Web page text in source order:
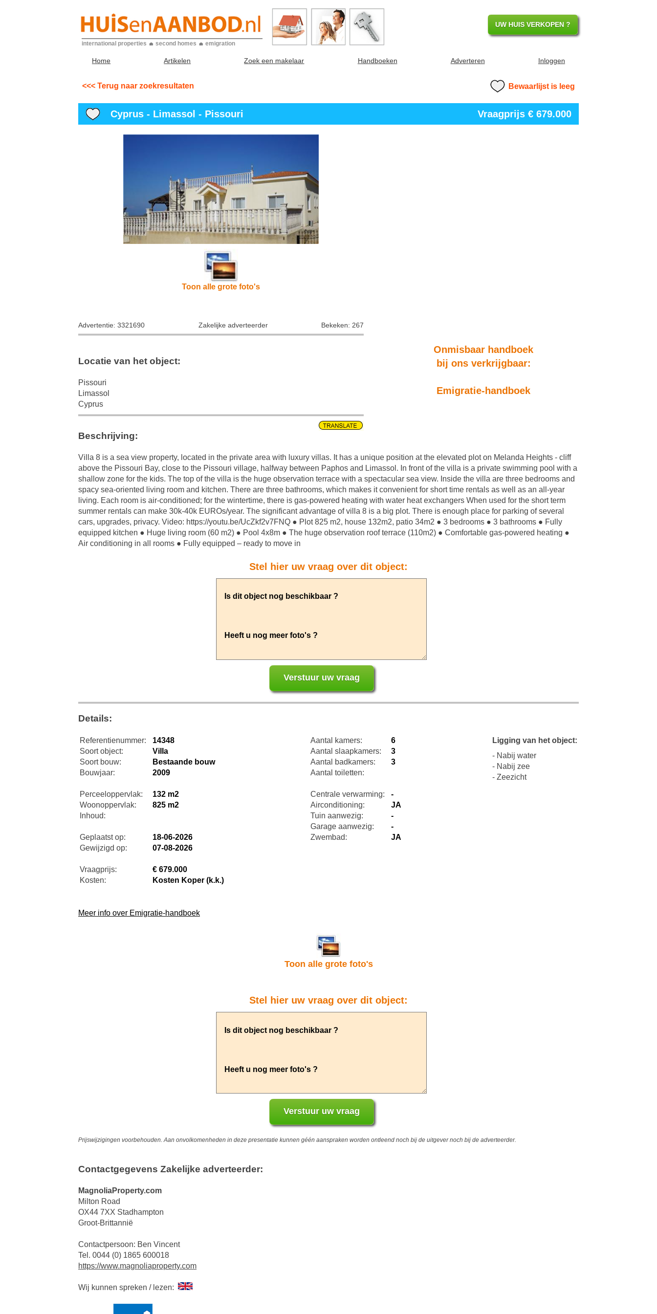
international properties second homes emigration
UW HUIS VERKOPEN ?
Home Artikelen Zoek een makelaar Handboeken Adverteren Inloggen
<<< Terug naar zoekresultaten Bewaarlijst is leeg
Cyprus - Limassol - Pissouri Vraagprijs € 679.000
Toon alle grote foto's
Advertentie: 3321690 Zakelijke adverteerder Bekeken: 267
Onmisbaar handboek
bij ons verkrijgbaar:
Emigratie-handboek
Locatie van het object:
Pissouri
Limassol
Cyprus
Beschrijving:
Villa 8 is a sea view property, located in the private area with luxury villas. It has a unique position at the elevated plot on Melanda Heights - cliff
above the Pissouri Bay, close to the Pissouri village, halfway between Paphos and Limassol. In front of the villa is a private swimming pool with a
shallow zone for the kids. The top of the villa is the huge observation terrace with a spectacular sea view. Inside the villa are three bedrooms and
spacy sea-oriented living room and kitchen. There are three bathrooms, which makes it convenient for short time rentals as well as an all-year
living. Each room is air-conditioned; for the wintertime, there is gas-powered heating with water heat exchangers When used for the short term
summer rentals can make 30k-40k EUROs/year. The significant advantage of villa 8 is a big plot. There is enough place for parking of several
cars, upgrades, privacy. Video: https://youtu.be/UcZkf2v7FNQ ● Plot 825 m2, house 132m2, patio 34m2 ● 3 bedrooms ● 3 bathrooms ● Fully
equipped kitchen ● Huge living room (60 m2) ● Pool 4x8m ● The huge observation roof terrace (110m2) ● Comfortable gas-powered heating ●
Air conditioning in all rooms ● Fully equipped – ready to move in
Stel hier uw vraag over dit object:
Details:
Referentienummer:
14348
Soort object:
Villa
Soort bouw:
Bestaande bouw
Bouwjaar:
2009
Perceeloppervlak:
132 m2
Woonoppervlak:
825 m2
Inhoud:
Geplaatst op:
18-06-2026
Gewijzigd op:
07-08-2026
Vraagprijs:
€ 679.000
Kosten:
Kosten Koper (k.k.)
Aantal kamers:
6
Aantal slaapkamers:
3
Aantal badkamers:
3
Aantal toiletten:
Centrale verwarming:
-
Airconditioning:
JA
Tuin aanwezig:
-
Garage aanwezig:
-
Zwembad:
JA
Ligging van het object:
- Nabij water
- Nabij zee
- Zeezicht
Meer info over Emigratie-handboek
Toon alle grote foto's
Stel hier uw vraag over dit object:
Prijswijzigingen voorbehouden. Aan onvolkomenheden in deze presentatie kunnen géén aanspraken worden ontleend noch bij de uitgever noch bij de adverteerder.
Contactgegevens Zakelijke adverteerder:
MagnoliaProperty.com
Milton Road
OX44 7XX Stadhampton
Groot-Brittannië
Contactpersoon: Ben Vincent
Tel. 0044 (0) 1865 600018
https://www.magnoliaproperty.com
Wij kunnen spreken / lezen: